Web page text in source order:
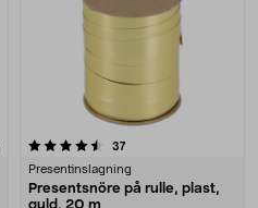
37recensioner
Presentinslagning
Presentsnöre på rulle, plast,